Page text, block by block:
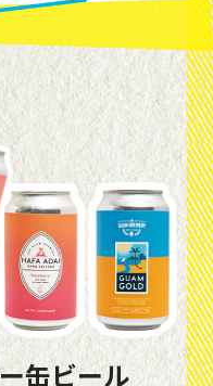
缶ビール